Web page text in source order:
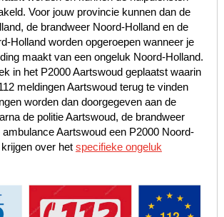
Voor jouw provincie kunnen dan de
de brandweer Noord-Holland en de
Holland worden opgeroepen wanneer je
maakt van een ongeluk Noord-Holland.
in het P2000 Aartswoud geplaatst waarin
meldingen Aartswoud terug te vinden
worden dan doorgegeven aan de
de politie Aartswoud, de brandweer
Aartswoud een P2000 Noord-
over het specifieke ongeluk